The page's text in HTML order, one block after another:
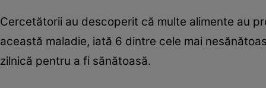
Cercetătorii au descoperit că multe alimente au
această maladie, iată 6 dintre cele mai
zilnică pentru a fi sănătoasă.